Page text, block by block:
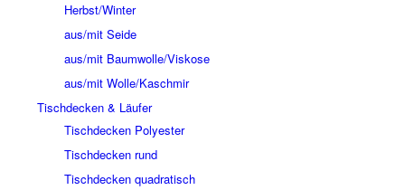
Herbst/Winter
aus/mit Seide
aus/mit Baumwolle/Viskose
aus/mit Wolle/Kaschmir
Tischdecken & Läufer
Tischdecken Polyester
Tischdecken rund
Tischdecken quadratisch